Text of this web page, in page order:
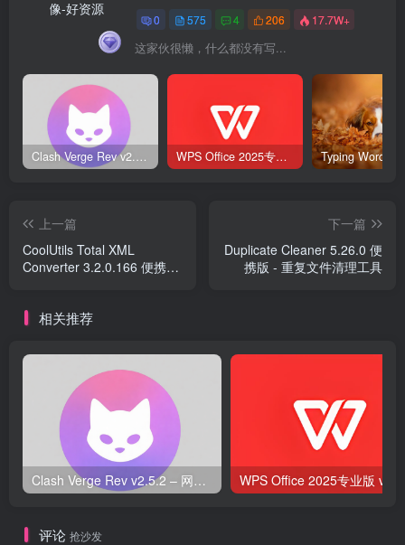
0 575 4 206 17.7W+
这家伙很懒，什么都没有写...
Clash Verge Rev v2.5.2 – 网络代理工具 WPS Office 2025专业版 v12.1.0.23542 v2 永久激活版
上一篇
CoolUtils Total XML
Converter 3.2.0.166 便携版
下一篇
Duplicate Cleaner 5.26.0 便
携版 - 重复文件清理工具
相关推荐
Clash Verge Rev v2.5.2 – 网络代理工具
评论 抢沙发